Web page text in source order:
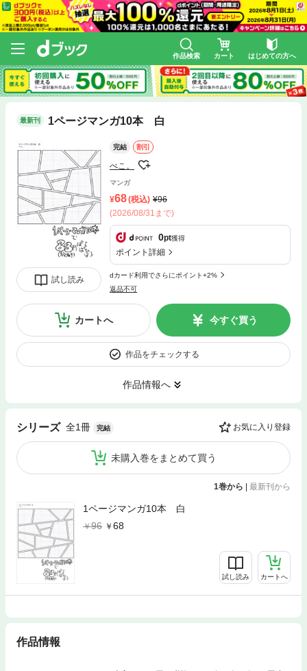
作品検索 カート はじめての方へ
最新刊 1ページマンガ10本 白
試し読み
完結 割引
べこ。
マンガ
68(税込)
96
(2026/08/31まで)
0pt獲得
ポイント詳細
dカード利用でさらにポイント+2%
返品不可
カートへ 今すぐ買う
作品をチェックする
作品情報へ
シリーズ 全1冊 完結 お気に入り登録
未購入巻をまとめて買う
1巻から 最新刊から
1ページマンガ10本 白
96
68
試し読み カートへ
作品情報